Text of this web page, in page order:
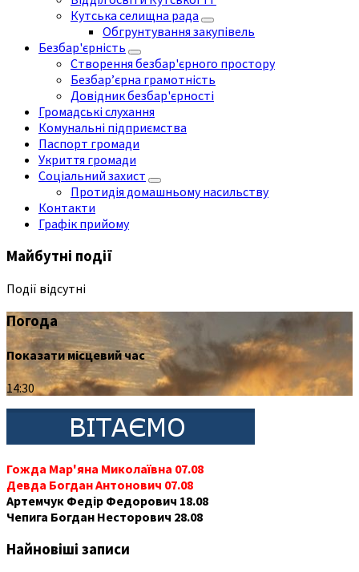
Кутська селищна рада
Обгрунтування закупівель
Безбар'єрність
Створення безбар'єрного простору
Безбар’єрна грамотність
Довідник безбар'єрності
Громадські слухання
Комунальні підприємства
Паспорт громади
Укриття громади
Соціальний захист
Протидія домашньому насильству
Контакти
Графік прийому
Майбутні події
Події відсутні
Погода
Показати місцевий час
14:30
Гожда Мар'яна Миколаївна 07.08
Девда Богдан Антонович 07.08
Артемчук Федір Федорович 18.08
Чепига Богдан Несторович 28.08
Найновіші записи